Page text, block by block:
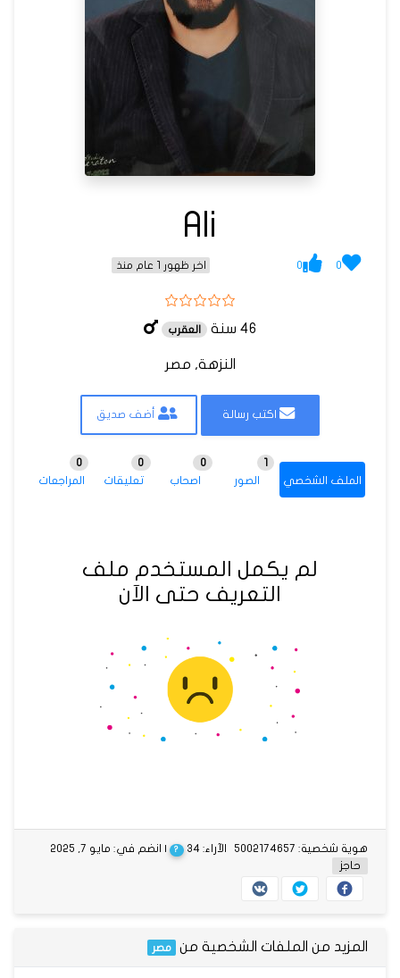
Ali
0
0 اخر ظهور 1 عام منذ
46 سنة العقرب
النزهة, مصر
اكتب رسالة أضف صديق
الملف الشخصي الصور اصحاب
0
تعليقات
0
المراجعات
0
لم يكمل المستخدم ملف
التعريف حتى الآن
الآراء: 34 ? | انضم في: مايو 7, 2025
هوية شخصية: 5002174657
حاجز
المزيد من الملفات الشخصية من مصر